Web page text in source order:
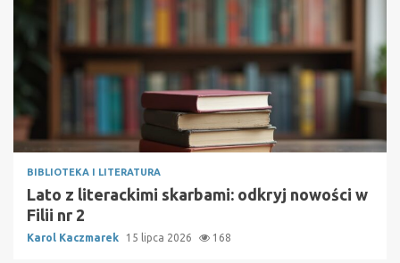
BIBLIOTEKA I LITERATURA
Lato z literackimi skarbami: odkryj nowości w
Filii nr 2
Karol Kaczmarek 15 lipca 2026 168